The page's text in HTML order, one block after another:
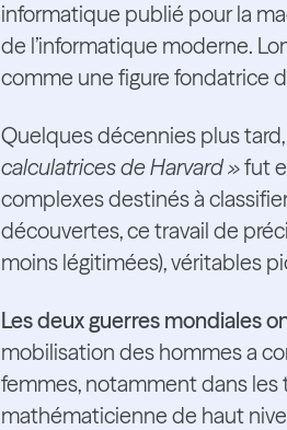
informatique publié pour la
de l’informatique moderne.
comme une figure fondatrice
Quelques décennies plus
calculatrices de Harvard »fut
complexes destinés à
découvertes, ce travail de
moins légitimées), véritables
Les deux guerres mondiales
mobilisation des hommes a
femmes, notamment dans
mathématicienne de haut